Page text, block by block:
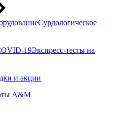
Сурдологическое
Экспресс-тесты на
и акции
A&M